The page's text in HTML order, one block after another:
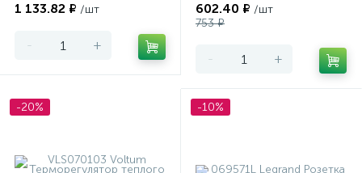
1 133.82 ₽ /шт
- +
602.40 ₽ /шт
753 ₽
- +
-20% -10%